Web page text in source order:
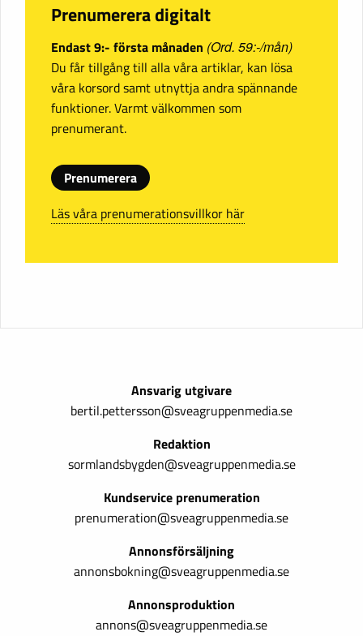
Prenumerera digitalt
Endast 9:- första månaden (Ord. 59:-/mån)
Du får tillgång till alla våra artiklar, kan lösa
våra korsord samt utnyttja andra spännande
funktioner. Varmt välkommen som
prenumerant.
Prenumerera
Läs våra prenumerationsvillkor här
Ansvarig utgivare
bertil.pettersson@sveagruppenmedia.se
Redaktion
sormlandsbygden@sveagruppenmedia.se
Kundservice prenumeration
prenumeration@sveagruppenmedia.se
Annonsförsäljning
annonsbokning@sveagruppenmedia.se
Annonsproduktion
annons@sveagruppenmedia.se